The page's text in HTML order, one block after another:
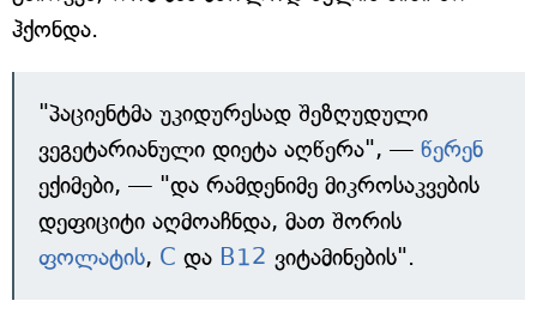
ჰქონდა.
"პაციენტმა უკიდურესად შეზღუდული
ვეგეტარიანული დიეტა აღწერა", — წერენ
ექიმები, — "და რამდენიმე მიკროსაკვების
დეფიციტი აღმოაჩნდა, მათ შორის
ფოლატის, C და B12 ვიტამინების".